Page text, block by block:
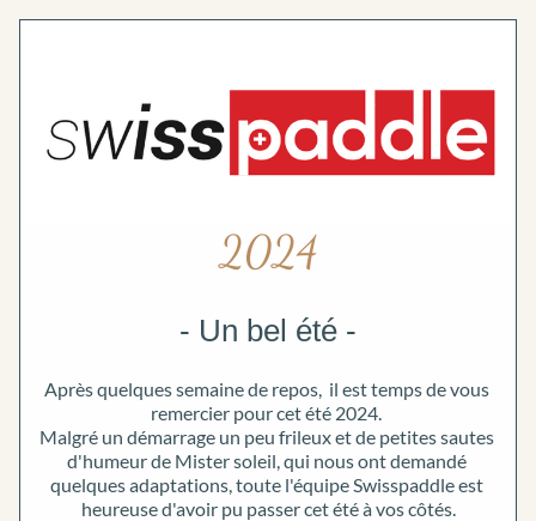
2024
- Un bel été -
Après quelques semaine de repos,  il est temps de vous
remercier pour cet été 2024.
Malgré un démarrage un peu frileux et de petites sautes
d'humeur de Mister soleil, qui nous ont demandé
quelques adaptations, toute l'équipe Swisspaddle est
heureuse d'avoir pu passer cet été à vos côtés.